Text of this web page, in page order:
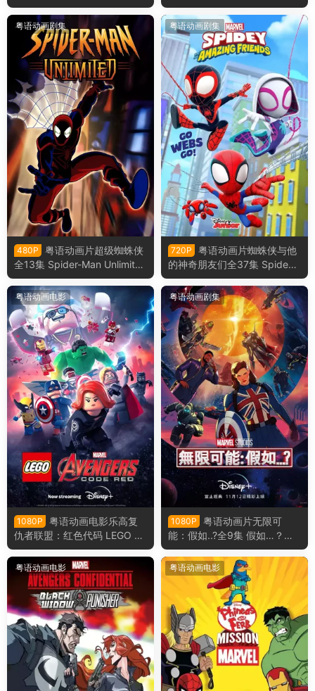
粤语版
语版
粤语动画剧集
480P
粤语动画片超级蜘蛛侠
全13集 Spider-Man Unlimited
粤语版
粤语动画剧集
720P
粤语动画片蜘蛛侠与他
的神奇朋友们全37集 Spidey
and His Amazing Friends粤
语版
粤语动画电影
1080P
粤语动画电影乐高复
仇者联盟：红色代码 LEGO M
arvel Avengers: Code Red粤
语版
粤语动画剧集
1080P
粤语动画片无限可
能：假如..?全9集 假如…？粤
语版
粤语动画电影 粤语动画电影